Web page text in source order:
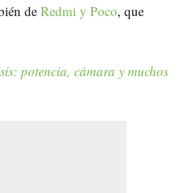
de Redmi y Poco, que
potencia, cámara y muchos